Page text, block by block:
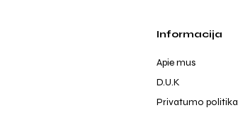
Informacija
Apie mus
D.U.K
Privatumo politika